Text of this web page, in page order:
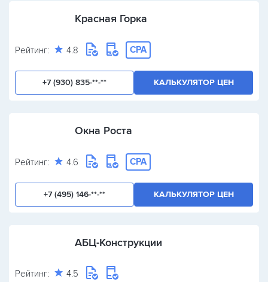
Красная Горка
Рейтинг: 4.8 CPA
+7 (930) 835-**-** КАЛЬКУЛЯТОР ЦЕН
Окна Роста
Рейтинг: 4.6 CPA
+7 (495) 146-**-** КАЛЬКУЛЯТОР ЦЕН
АБЦ-Конструкции
Рейтинг: 4.5